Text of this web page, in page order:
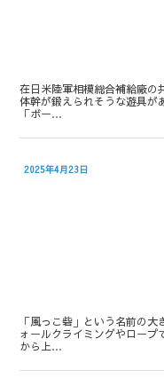
在日米陸軍相模総合補給廠の
体幹が鍛えられそうな遊具が
「ボー…
2025年4月23日
「風っこ砦」という名前の
ォールクライミングやロープ
から上…